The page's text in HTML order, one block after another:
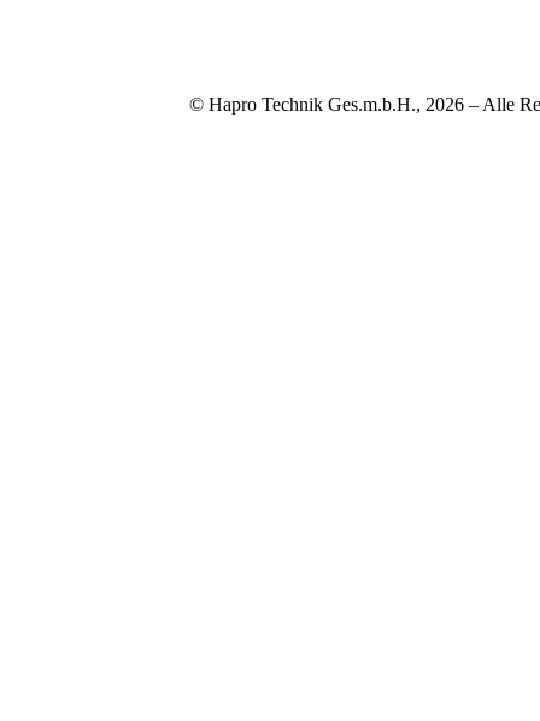
© Hapro Technik Ges.m.b.H., 2026 – Alle